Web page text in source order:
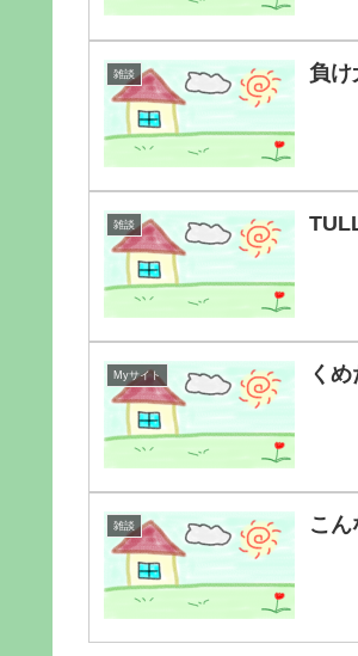
雑談 負け
雑談
Myサイト く
雑談 こん